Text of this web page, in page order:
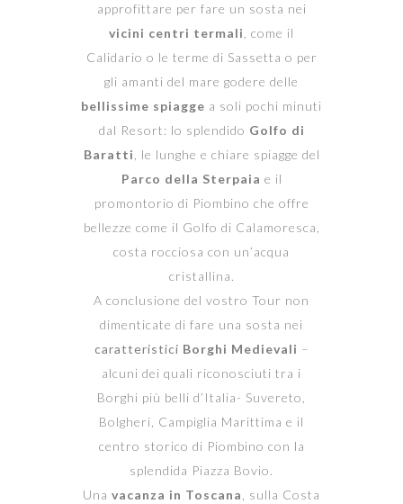
approfittare per fare un sosta nei
vicini centri termali , come il
Calidario o le terme di Sassetta o per
gli amanti del mare godere delle
bellissime spiagge a soli pochi minuti
dal Resort: lo splendido Golfo di
Baratti , le lunghe e chiare spiagge del
Parco della Sterpaia e il
promontorio di Piombino che offre
bellezze come il Golfo di Calamoresca,
costa rocciosa con un’acqua
cristallina.
A conclusione del vostro Tour non
dimenticate di fare una sosta nei
caratteristici Borghi Medievali –
alcuni dei quali riconosciuti tra i
Borghi più belli d’Italia- Suvereto,
Bolgheri, Campiglia Marittima e il
centro storico di Piombino con la
splendida Piazza Bovio.
Una vacanza in Toscana
, sulla Costa